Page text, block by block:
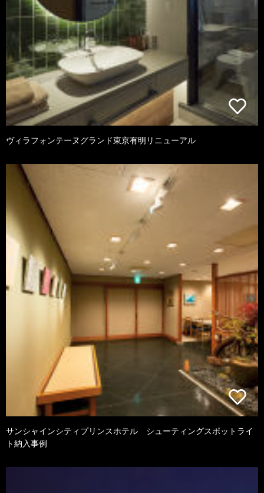
ヴィラフォンテーヌグランド東京有明リニューアル
サンシャインシティプリンスホテル シューティングスポットライ
ト納入事例